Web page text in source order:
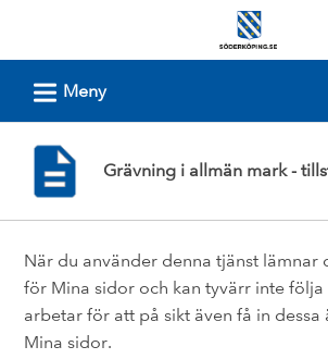
Söderköpings
L Meny
Grävning i allmän mark -
När du använder denna tjänst lämnar
för Mina sidor och kan tyvärr inte
arbetar för att på sikt även få in dessa
Mina sidor.